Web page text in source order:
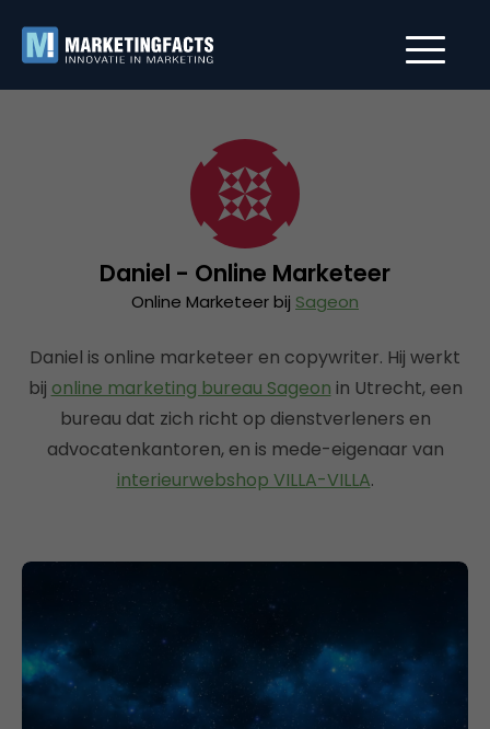
Daniel - Online Marketeer
Online Marketeer bij Sageon
Daniel is online marketeer en copywriter. Hij werkt
bij online marketing bureau Sageon in Utrecht, een
bureau dat zich richt op dienstverleners en
advocatenkantoren, en is mede-eigenaar van
interieurwebshop VILLA-VILLA.